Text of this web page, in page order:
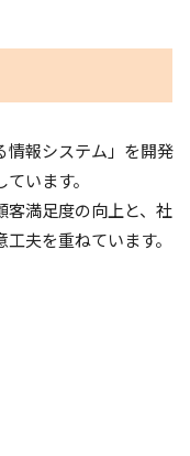
情報システム」を開発
います。
客満足度の向上と、社
夫を重ねています。